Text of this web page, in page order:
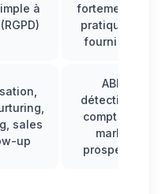
à
fortement des
pratiques du
fournisseur
sales
up
ABM,
détection de
comptes in-
market,
prospection